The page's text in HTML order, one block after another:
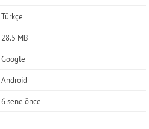
Türkçe
28.5 MB
Google
Android
6 sene önce